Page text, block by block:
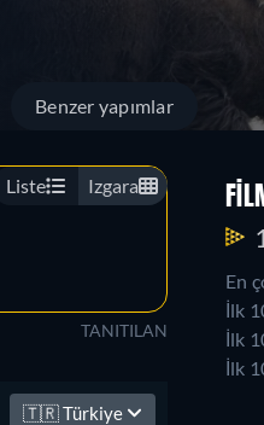
Benzer yapımlar
Liste Izgara
TANITILAN
🇹🇷Türkiye
En
İlk
İlk
İlk